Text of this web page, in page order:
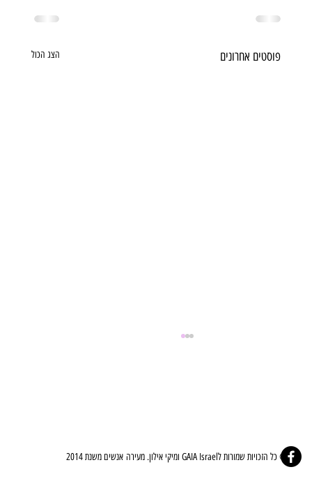
פוסטים אחרונים הצג הכול
© כל הזכויות שמורות לGAIA Israel ומיקי אילון. מעירה אנשים משנת 2014